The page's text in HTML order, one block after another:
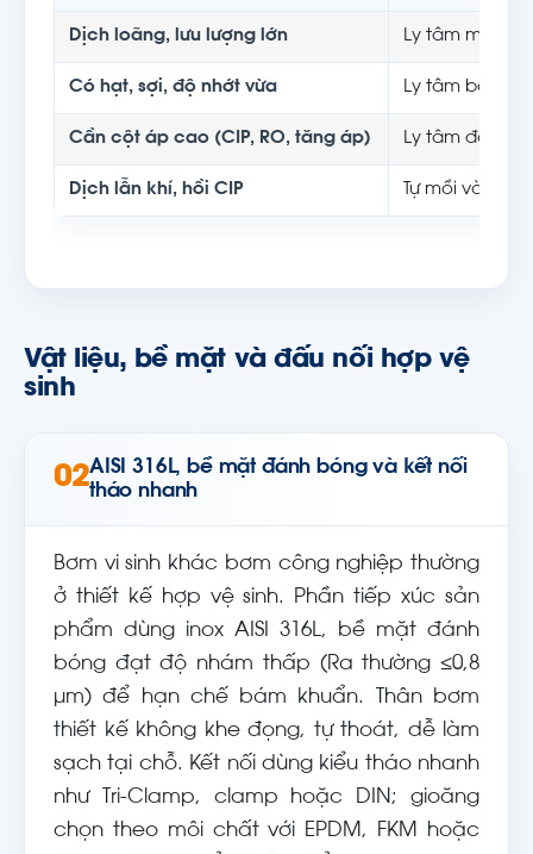
Dịch loãng, lưu lượng lớn Ly tâm một
Có hạt, sợi, độ nhớt vừa Ly tâm bánh
Cần cột áp cao (CIP, RO, tăng áp) Ly tâm đa
Dịch lẫn khí, hồi CIP Tự mồi vòng
Vật liệu, bề mặt và đấu nối hợp vệ
sinh
02AISI 316L, bề mặt đánh bóng và kết nối
tháo nhanh
Bơm vi sinh khác bơm công nghiệp thường
ở thiết kế hợp vệ sinh. Phần tiếp xúc sản
phẩm dùng inox AISI 316L, bề mặt đánh
bóng đạt độ nhám thấp (Ra thường ≤0,8
µm) để hạn chế bám khuẩn. Thân bơm
thiết kế không khe đọng, tự thoát, dễ làm
sạch tại chỗ. Kết nối dùng kiểu tháo nhanh
như Tri-Clamp, clamp hoặc DIN; gioăng
chọn theo môi chất với EPDM, FKM hoặc